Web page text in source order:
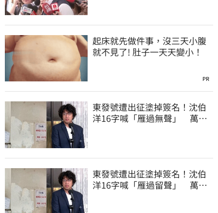
起床就先做件事，沒三天小腹
就不見了! 肚子一天天變小！
PR
東發號遭出征塗掉簽名！沈伯
洋16字喊「雁過無聲」 萬人
東發號遭出征塗掉簽名！沈伯
洋16字喊「雁過留聲」 萬人